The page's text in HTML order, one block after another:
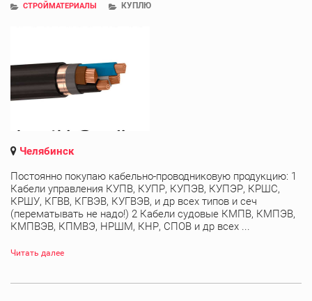
СТРОЙМАТЕРИАЛЫ КУПЛЮ
Челябинск
Постоянно покупаю кабельно-проводниковую продукцию: 1
Кабели управления КУПВ, КУПР, КУПЭВ, КУПЭР, КРШС,
КРШУ, КГВВ, КГВЭВ, КУГВЭВ, и др всех типов и сеч
(перематывать не надо!) 2 Кабели судовые КМПВ, КМПЭВ,
КМПВЭВ, КПМВЭ, НРШМ, КНР, СПОВ и др всех ...
Читать далее